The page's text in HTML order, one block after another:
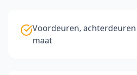
Voordeuren,
maat